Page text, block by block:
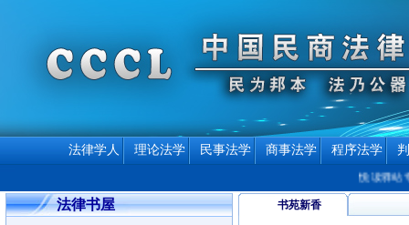
法律学人 理论法学 民事法学 商事法学 程序法学
悦读驿站
法律书屋 书苑新香